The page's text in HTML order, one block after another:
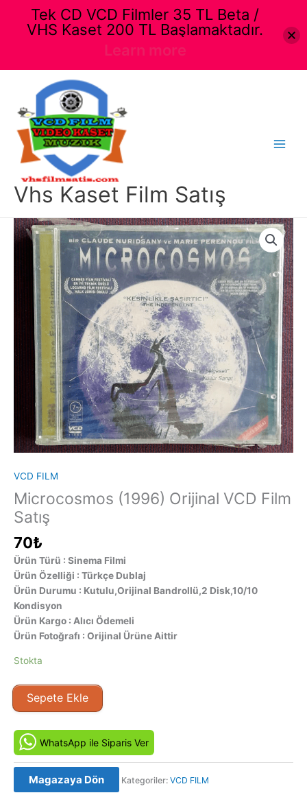
Vhs Kaset Film Satış
VCD FILM
Microcosmos (1996) Orijinal VCD Film
Satış
70₺
Ürün Türü : Sinema Filmi
Ürün Özelliği : Türkçe Dublaj
Ürün Durumu : Kutulu,Orijinal Bandrollü,2 Disk,10/10
Kondisyon
Ürün Kargo : Alıcı Ödemeli
Ürün Fotoğrafı : Orijinal Ürüne Aittir
Stokta
Microcosmos
(1996)
VCD
Film
Satış
adet
Sepete Ekle
WhatsApp ile Siparis Ver
Magazaya Dön Kategoriler: VCD FILM
Tek CD VCD Filmler 35 TL Beta /
VHS Kaset 200 TL Başlamaktadır.
Learn more